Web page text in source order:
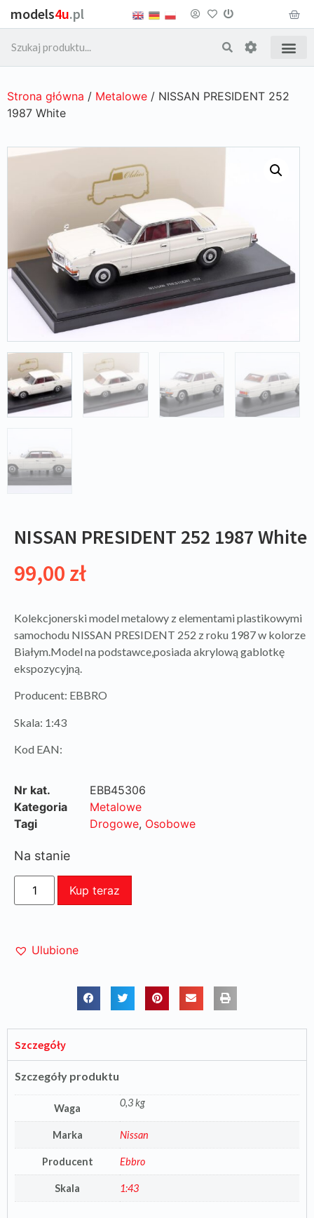
models4u.pl
Strona główna / Metalowe / NISSAN PRESIDENT 252
1987 White
NISSAN PRESIDENT 252 1987 White
99,00 zł
Kolekcjonerski model metalowy z elementami plastikowymi
samochodu NISSAN PRESIDENT 252 z roku 1987 w kolorze
Białym.Model na podstawce,posiada akrylową gablotkę
ekspozycyjną.
Producent: EBBRO
Skala: 1:43
Kod EAN:
Nr kat.
EBB45306
Kategoria
Metalowe
Tagi
Drogowe, Osobowe
Na stanie
Kup teraz
Ulubione
Szczegóły
Szczegóły produktu
Waga 0,3 kg
Marka Nissan
Producent Ebbro
Skala 1:43